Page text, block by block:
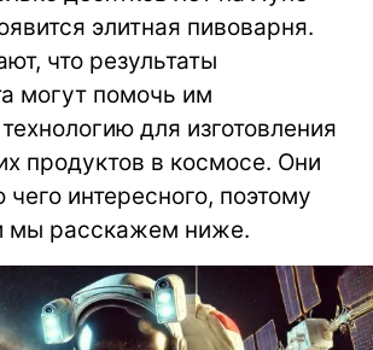
элитная пивоварня.
что результаты
могут помочь им
для изготовления
продуктов в космосе. Они
чего интересного, поэтому
мы расскажем ниже.